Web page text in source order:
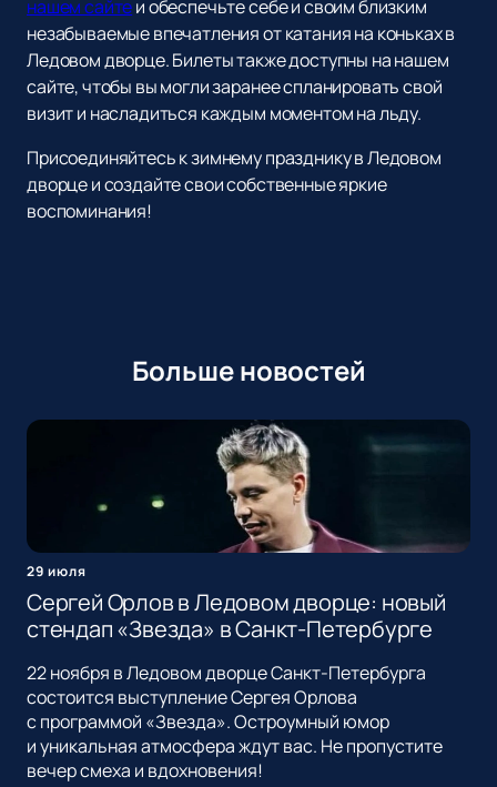
нашем сайтеи обеспечьте себе и своим близким
незабываемые впечатления от катания на коньках в
Ледовом дворце. Билеты также доступны на нашем
сайте, чтобы вы могли заранее спланировать свой
визит и насладиться каждым моментом на льду.
Присоединяйтесь к зимнему празднику в Ледовом
дворце и создайте свои собственные яркие
воспоминания!
Больше новостей
29 июля
Сергей Орлов в Ледовом дворце: новый
стендап «Звезда» в Санкт-Петербурге
22 ноября в Ледовом дворце Санкт-Петербурга
состоится выступление Сергея Орлова
с программой «Звезда». Остроумный юмор
и уникальная атмосфера ждут вас. Не пропустите
вечер смеха и вдохновения!